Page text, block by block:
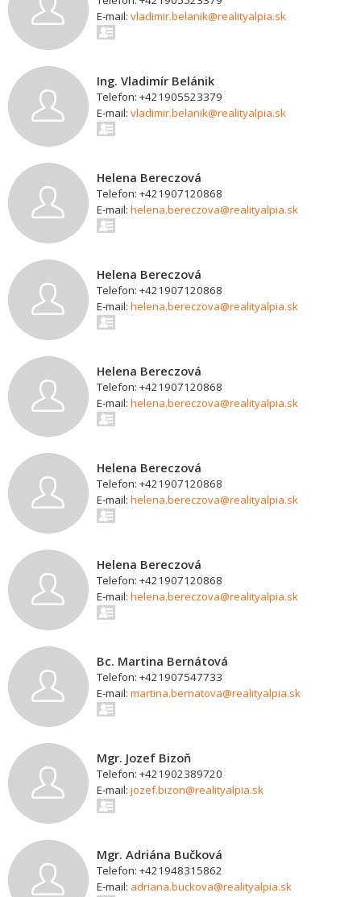
E-mail: vladimir.belanik@realityalpia.sk
Ing. Vladimír Belánik
Telefon: +421905523379
E-mail: vladimir.belanik@realityalpia.sk
Helena Bereczová
Telefon: +421907120868
E-mail: helena.bereczova@realityalpia.sk
Helena Bereczová
Telefon: +421907120868
E-mail: helena.bereczova@realityalpia.sk
Helena Bereczová
Telefon: +421907120868
E-mail: helena.bereczova@realityalpia.sk
Helena Bereczová
Telefon: +421907120868
E-mail: helena.bereczova@realityalpia.sk
Helena Bereczová
Telefon: +421907120868
E-mail: helena.bereczova@realityalpia.sk
Bc. Martina Bernátová
Telefon: +421907547733
E-mail: martina.bernatova@realityalpia.sk
Mgr. Jozef Bizoň
Telefon: +421902389720
E-mail: jozef.bizon@realityalpia.sk
Mgr. Adriána Bučková
Telefon: +421948315862
E-mail: adriana.buckova@realityalpia.sk